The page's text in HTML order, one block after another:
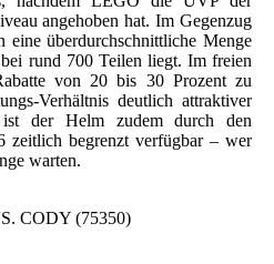
angehoben hat. Im Gegenzug
eine überdurchschnittliche Menge
rund 700 Teilen liegt. Im freien
von 20 bis 30 Prozent zu
Verhältnis deutlich attraktiver
ist der Helm zudem durch den
zeitlich begrenzt verfügbar – wer
warten.
CODY (75350)